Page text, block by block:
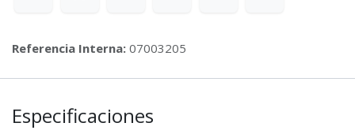
Referencia Interna: 07003205
Especificaciones